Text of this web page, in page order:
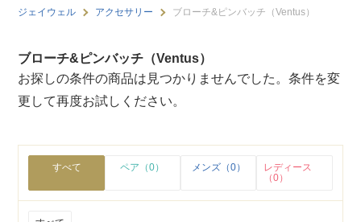
ジェイウェル アクセサリー ブローチ&ピンバッチ（Ventus）
ブローチ&ピンバッチ（Ventus）
お探しの条件の商品は見つかりませんでした。条件を変
更して再度お試しください。
すべて ペア（0） メンズ（0）
レディース
（0）